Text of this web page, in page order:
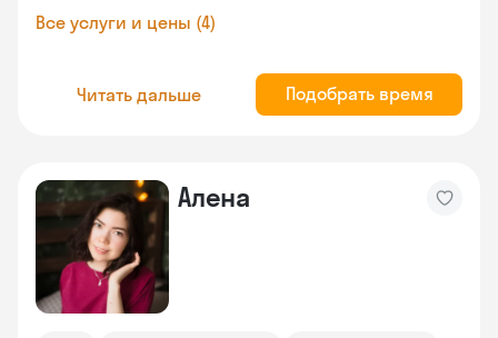
Все услуги и цены (4)
Читать дальше Подобрать время
Алена